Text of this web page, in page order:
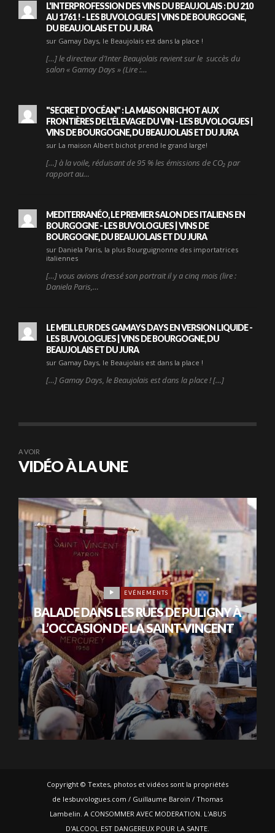
L'INTERPROFESSION DES VINS DU BEAUJOLAIS : DU 210
AU 1761 ! - LES BUVOLOGUES | VINS DE BOURGOGNE,
DU BEAUJOLAIS ET DU JURA
sur Gamay Days, le Beaujolais est dans la place !
[…] le directeur d’Inter Beaujolais revient sur le succès du
salon « Gamay Days » (Lire :…
"SECRET D'OCÉAN" : LA MAISON BICHOT AUX
FRONTIÈRES DE L'ÉLEVAGE DU VIN - LES BUVOLOGUES |
VINS DE BOURGOGNE, DU BEAUJOLAIS ET DU JURA
sur La maison Albert bichot prend le grand large!
[…] à la voile, réduisant de 95 % les émissions de CO₂ par
rapport au…
MEDITERRANÉO, LE PREMIER SALON DES ITALIENS EN
BOURGOGNE - LES BUVOLOGUES | VINS DE
BOURGOGNE, DU BEAUJOLAIS ET DU JURA
sur Daniela Paris, la plus Bourguignonne des importatrices
italiennes
[…] vous avions dressé son portrait il y a cinq mois (lire :
Daniela Paris,…
LE MEILLEUR DES GAMAYS DAYS EN VERSION LIQUIDE -
LES BUVOLOGUES | VINS DE BOURGOGNE, DU
BEAUJOLAIS ET DU JURA
sur Gamay Days, le Beaujolais est dans la place !
[…] Gamay Days, le Beaujolais est dans la place ! […]
A VOIR
VIDÉO À LA UNE
EVÉNEMENTS
BALADE DANS LES RUES DE PULIGNY À
L’OCCASION DE LA SAINT-VINCENT
IL Y A 4 ANS
Copyright © Textes, photos et vidéos sont la propriétés
de lesbuvologues.com / Guillaume Baroin / Thomas
Lambelin. A CONSOMMER AVEC MODERATION. L'ABUS
D'ALCOOL EST DANGEREUX POUR LA SANTE.